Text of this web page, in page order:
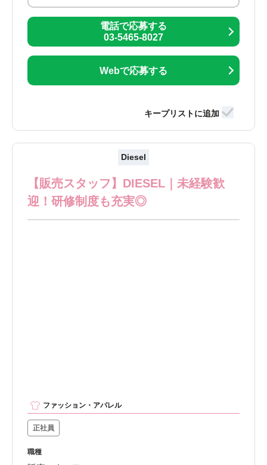
電話で応募する
03-5465-8027
Webで応募する
Diesel
【販売スタッフ】DIESEL｜未経験歓
迎！研修制度も充実◎
ファッション・アパレル
正社員
職種